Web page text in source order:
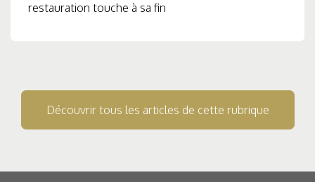
restauration touche à sa fin
Découvrir tous les articles de cette rubrique